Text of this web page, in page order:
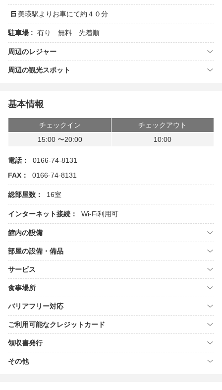
美瑛駅よりお車にて約４０分
駐車場 : 有り 無料 先着順
周辺のレジャー
周辺の観光スポット
基本情報
チェックイン
チェックアウト
15:00 〜20:00
10:00
電話：
0166-74-8131
FAX：
0166-74-8131
総部屋数： 16室
インターネット接続： Wi-Fi利用可
館内の設備
部屋の設備・備品
サービス
食事場所
バリアフリー対応
ご利用可能なクレジットカード
領収書発行
その他